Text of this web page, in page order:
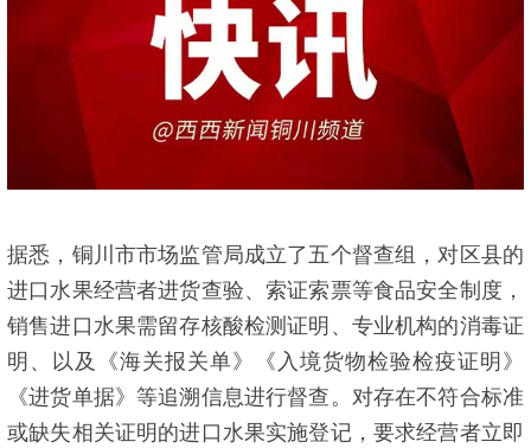
据悉，铜川市市场监管局成立了五个督查组，对区县的
进口水果经营者进货查验、索证索票等食品安全制度，
销售进口水果需留存核酸检测证明、专业机构的消毒证
明、以及《海关报关单》《入境货物检验检疫证明》
《进货单据》等追溯信息进行督查。对存在不符合标准
或缺失相关证明的进口水果实施登记，要求经营者立即